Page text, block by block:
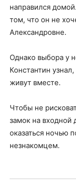
направился
том, что он не
Александровне.
Однако выбора у
Константин
живут вместе.
Чтобы не
замок на входной
оказаться ночью
незнакомцем.